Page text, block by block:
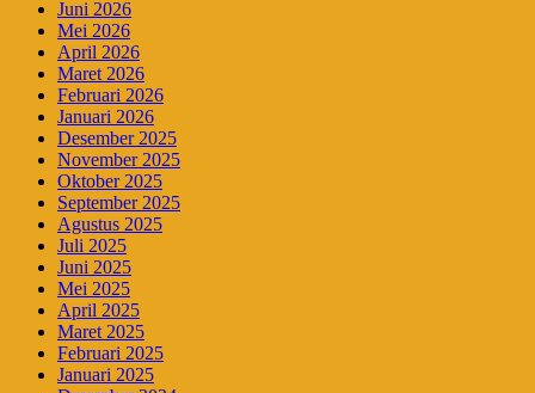
Juni 2026
Mei 2026
April 2026
Maret 2026
Februari 2026
Januari 2026
Desember 2025
November 2025
Oktober 2025
September 2025
Agustus 2025
Juli 2025
Juni 2025
Mei 2025
April 2025
Maret 2025
Februari 2025
Januari 2025